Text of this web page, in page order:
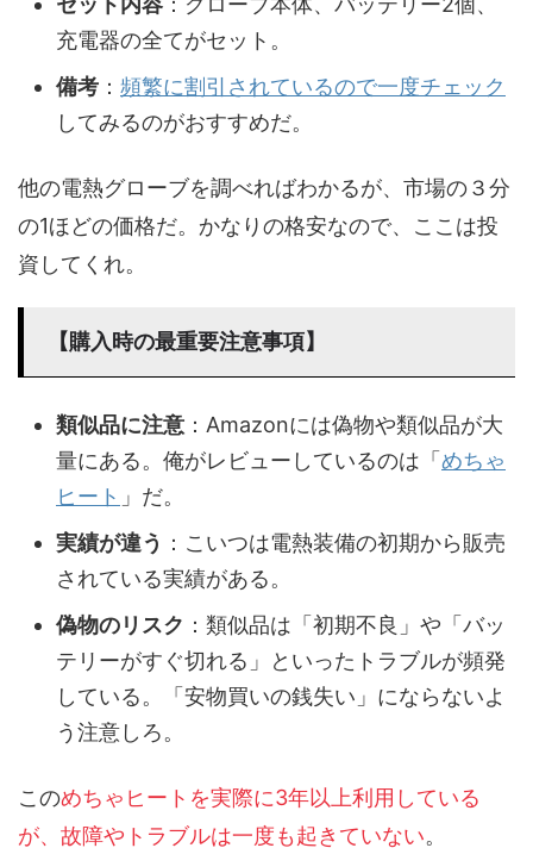
充電器の全てがセット。
備考 ： 頻繁に割引されているので一度チェック
してみるのがおすすめだ。
他の電熱グローブを調べればわかるが、市場の３分
の1ほどの価格だ。かなりの格安なので、ここは投
資してくれ。
【購入時の最重要注意事項】
類似品に注意 ：Amazonには偽物や類似品が大
量にある。俺がレビューしているのは「めちゃ
ヒート 」だ。
実績が違う ：こいつは電熱装備の初期から販売
されている実績がある。
偽物のリスク ：類似品は「初期不良」や「バッ
テリーがすぐ切れる」といったトラブルが頻発
している。「安物買いの銭失い」にならないよ
う注意しろ。
このめちゃヒートを実際に3年以上利用している
が、故障やトラブルは一度も起きていない。